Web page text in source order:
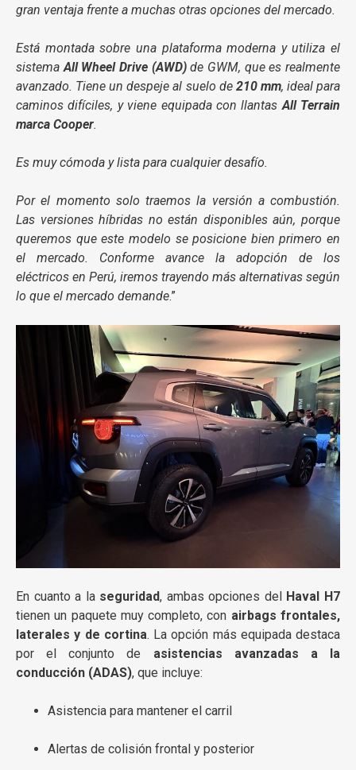
gran ventaja frente a muchas otras opciones del mercado.
Está montada sobre una plataforma moderna y utiliza el
sistemaAll Wheel Drive (AWD)de GWM, que es realmente
avanzado. Tiene un despeje al suelo de 210 mm, ideal para
caminos difíciles, y viene equipada con llantasAll Terrain
marca Cooper.
Es muy cómoda y lista para cualquier desafío.
Por el momento solo traemos la versión a combustión.
Las versiones híbridas no están disponibles aún, porque
queremos que este modelo se posicione bien primero en
el mercado. Conforme avance la adopción de los
eléctricos en Perú, iremos trayendo más alternativas según
lo que el mercado demande.”
En cuanto a la seguridad, ambas opciones del
Haval H7
tienen un paquete muy completo, con airbags frontales,
laterales y de cortina. La opción más equipada destaca
por el conjunto de asistencias avanzadas a la
conducción (ADAS), que incluye:
Asistencia para mantener el carril
Alertas de colisión frontal y posterior